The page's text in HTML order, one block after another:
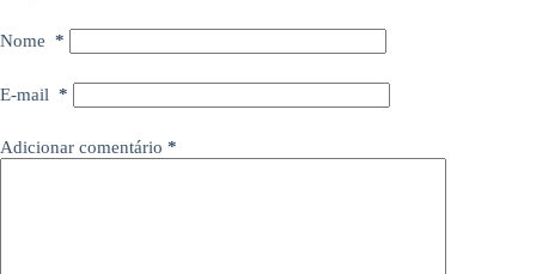
Nome *
E-mail *
Adicionar comentário *